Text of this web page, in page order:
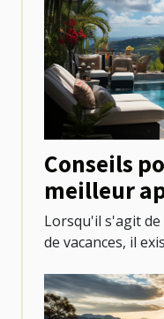
Conseils
meilleur
villa avec
Martin
Lorsqu'il s'agit
de vacances, il